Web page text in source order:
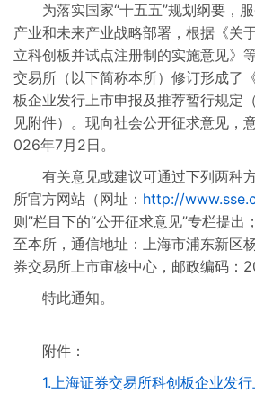
为落实国家“十五五”规划纲要，
产业和未来产业战略部署，根据《关
立科创板并试点注册制的实施意见》
交易所（以下简称本所）修订形成了
板企业发行上市申报及推荐暂行规定
见附件）。现向社会公开征求意见，
026年7月2日。
有关意见或建议可通过下列两种
所官方网站（网址： http://
则”栏目下的“公开征求意见”专栏提出
至本所，通信地址：上海市浦东新区
券交易所上市审核中心，邮政编码：
特此通知。
附件：
1.上海证券交易所科创板企业发